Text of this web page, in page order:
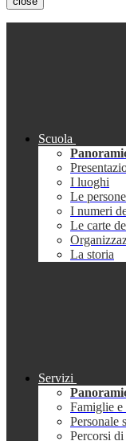
Scuola
I luoghi
Le persone
I numeri
Le carte
La storia
Servizi
Famiglie e
Personale
Percorsi